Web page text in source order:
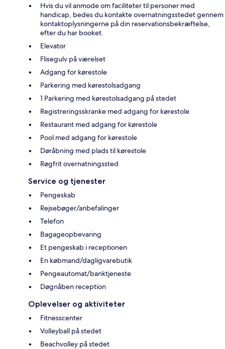
Hvis du vil anmode om faciliteter til personer med
handicap, bedes du kontakte overnatningsstedet gennem
kontaktoplysningerne på din reservationsbekræftelse,
efter du har booket.
Elevator
Flisegulv på værelset
Adgang for kørestole
Parkering med kørestolsadgang
1 Parkering med kørestolsadgang på stedet
Registreringsskranke med adgang for kørestole
Restaurant med adgang for kørestole
Pool med adgang for kørestole
Døråbning med plads til kørestole
Røgfrit overnatningssted
Service og tjenester
Pengeskab
Rejsebøger/anbefalinger
Telefon
Bagageopbevaring
Et pengeskab i receptionen
En købmand/dagligvarebutik
Pengeautomat/banktjeneste
Døgnåben reception
Oplevelser og aktiviteter
Fitnesscenter
Volleyball på stedet
Beachvolley på stedet